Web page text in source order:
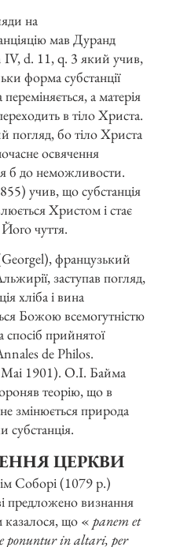
на
мав Дуранд
d. 11, q. 3 який учив,
форма субстанції
переміняється, а матерія
в тіло Христа.
погляд, бо тіло Христа
освячення
б до неможливости.
учив, що субстанція
Христом і стає
чуття.
французький
заступав погляд,
хліба і вина
Божою всемогутністю
спосіб прийнятої
de Philos.
1901). О.І. Байма
теорію, що в
змінюється природа
субстанція.
ЦЕРКВИ
Соборі (1079 р.)
предложено визнання
казалося, що « panem et
ponuntur in altari, per